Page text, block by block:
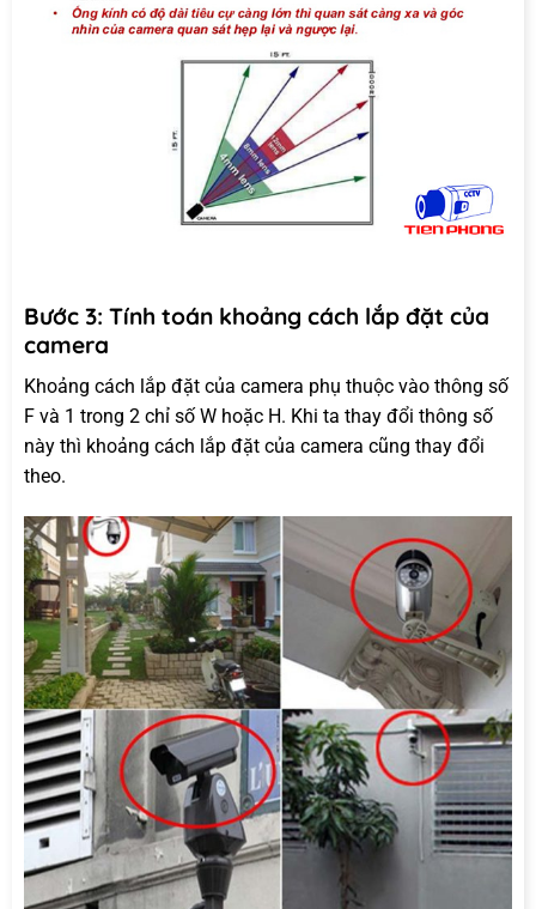
Bước 3: Tính toán khoảng cách lắp đặt của
camera
Khoảng cách lắp đặt của camera phụ thuộc vào thông số
F và 1 trong 2 chỉ số W hoặc H. Khi ta thay đổi thông số
này thì khoảng cách lắp đặt của camera cũng thay đổi
theo.